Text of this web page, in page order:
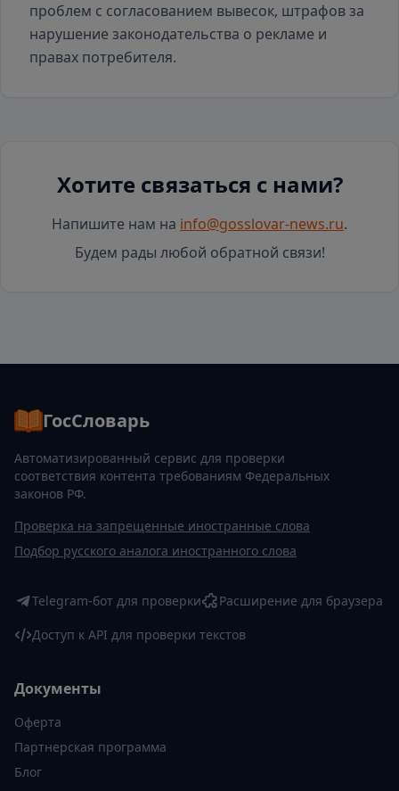
проблем с согласованием вывесок, штрафов за
нарушение законодательства о рекламе и
правах потребителя.
Хотите связаться с нами?
Напишите нам на info@gosslovar-news.ru.
Будем рады любой обратной связи!
ГосСловарь
Автоматизированный сервис для проверки
соответствия контента требованиям Федеральных
законов РФ.
Проверка на запрещенные иностранные слова
Подбор русского аналога иностранного слова
Telegram-бот для проверки
Расширение для браузера
Доступ к API для проверки текстов
Документы
Оферта
Партнерская программа
Блог